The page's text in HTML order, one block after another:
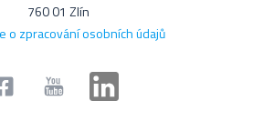
760 01 Zlín
o zpracování osobních údajů